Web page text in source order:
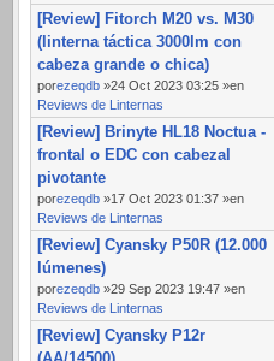
[Review] Fitorch M20 vs. M30
(linterna táctica 3000lm con
cabeza grande o chica)
porezeqdb »24 Oct 2023 03:25 »en
Reviews de Linternas
[Review] Brinyte HL18 Noctua -
frontal o EDC con cabezal
pivotante
porezeqdb »17 Oct 2023 01:37 »en
Reviews de Linternas
[Review] Cyansky P50R (12.000
lúmenes)
porezeqdb »29 Sep 2023 19:47 »en
Reviews de Linternas
[Review] Cyansky P12r
(AA/14500)